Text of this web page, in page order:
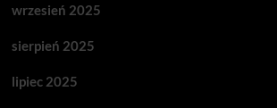
wrzesień 2025
sierpień 2025
lipiec 2025